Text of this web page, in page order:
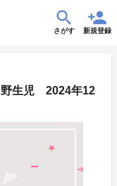
さがす 新規登録
野生児 2024年12